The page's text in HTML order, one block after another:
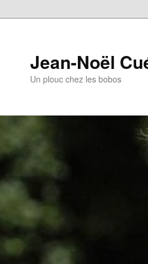
Jean-Noël
Un plouc chez les bobos